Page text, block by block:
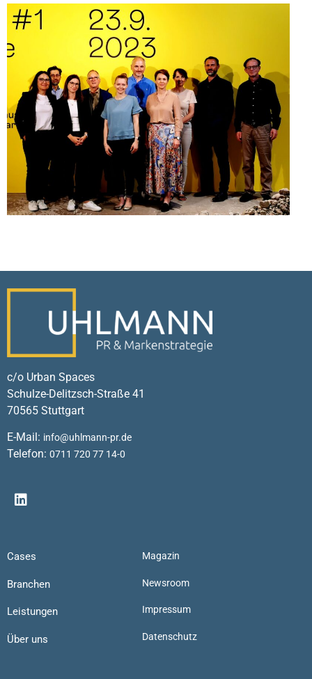
c/o Urban Spaces
Schulze-Delitzsch-Straße 41
70565 Stuttgart
E-Mail: info@uhlmann-pr.de
Telefon:0711 720 77 14-0
Cases
Branchen
Leistungen
Über uns
Magazin
Newsroom
Impressum
Datenschutz